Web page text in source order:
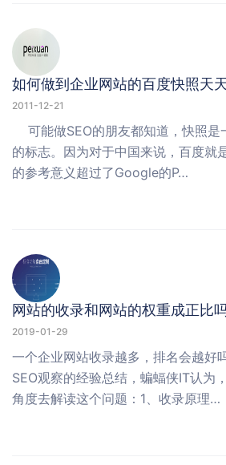
如何做到企业网站的百度快照天
2011-12-21
可能做SEO的朋友都知道，快照是
的标志。因为对于中国来说，百度就
的参考意义超过了Google的P…
网站的收录和网站的权重成正比
2019-01-29
一个企业网站收录越多，排名会越好
SEO观察的经验总结，蝙蝠侠IT认为
角度去解读这个问题：1、收录原理…